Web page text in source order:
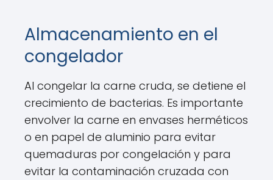
Almacenamiento en el
congelador
Al congelar la carne cruda, se detiene el
crecimiento de bacterias. Es importante
envolver la carne en envases herméticos
o en papel de aluminio para evitar
quemaduras por congelación y para
evitar la contaminación cruzada con